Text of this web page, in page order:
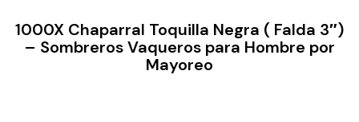
1000X Chaparral Toquilla Negra ( Falda 3″)
– Sombreros Vaqueros para Hombre por
Mayoreo